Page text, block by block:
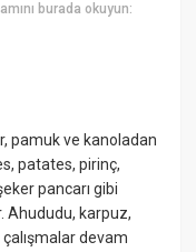
burada okuyun:
pamuk ve kanoladan
patates, pirinç,
pancarı gibi
Ahududu, karpuz,
devam